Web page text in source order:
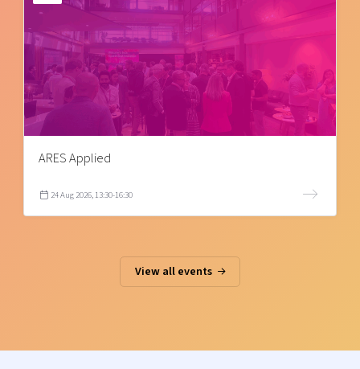
ARES Applied
24 Aug 2026, 13:30-16:30
View all events